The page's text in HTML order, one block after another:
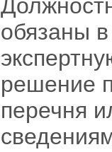
обязаны
решение
перечня